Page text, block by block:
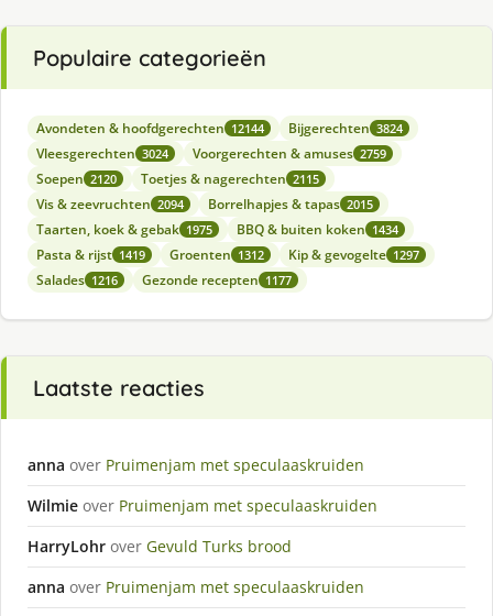
Populaire categorieën
Avondeten & hoofdgerechten 12144 Bijgerechten 3824
Vleesgerechten 3024 Voorgerechten & amuses 2759
Soepen 2120 Toetjes & nagerechten 2115
Vis & zeevruchten 2094 Borrelhapjes & tapas 2015
Taarten, koek & gebak 1975 BBQ & buiten koken 1434
Pasta & rijst 1419 Groenten 1312 Kip & gevogelte 1297
Salades 1216 Gezonde recepten 1177
Laatste reacties
anna over Pruimenjam met speculaaskruiden
Wilmie over Pruimenjam met speculaaskruiden
HarryLohr over Gevuld Turks brood
anna over Pruimenjam met speculaaskruiden